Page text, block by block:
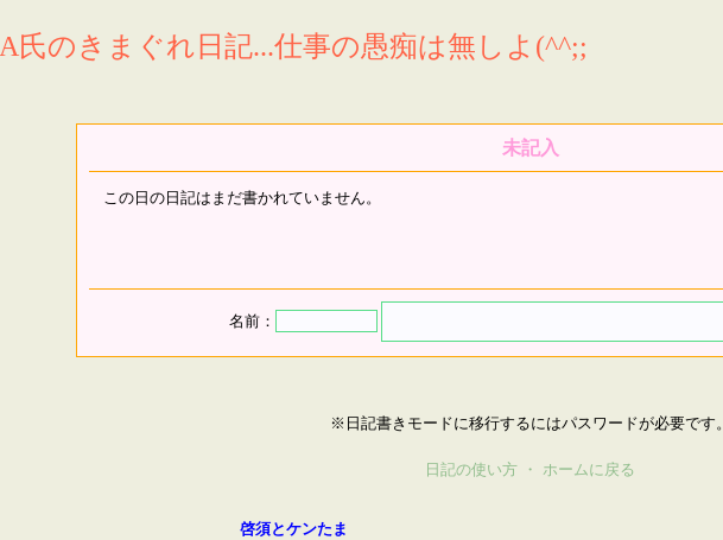
A氏のきまぐれ日記...仕事の愚痴は無しよ(^^;;
未記入
この日の日記はまだ書かれていません。
名前：
※日記書きモードに移行するにはパスワードが必要です。
日記の使い方 ・ ホームに戻る
啓須とケンたま